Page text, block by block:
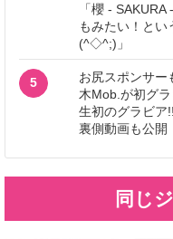
「櫻 -
もみたい！とい
(^◇^;)」
5
お尻スポンサー
木Mob.が初グ
生初のグラビア
裏側動画も公開
同じ